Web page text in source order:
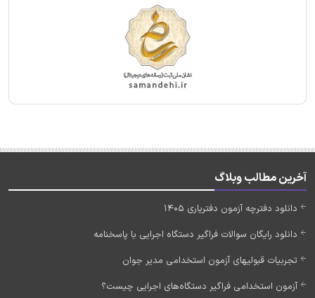
آخرین مطالب وبلاگ
دانلود دفترچه آزمون دفتریاری 1405
دانلود رایگان سوالات فراگیر دستگاه اجرایی با پاسخنامه
تجربیات قبولیهای آزمون استخدامی مدیر جوان
آزمون استخدامی فراگیر دستگاه‌های اجرایی چیست؟